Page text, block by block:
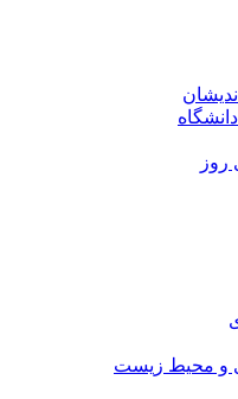
روز
و محیط زیست